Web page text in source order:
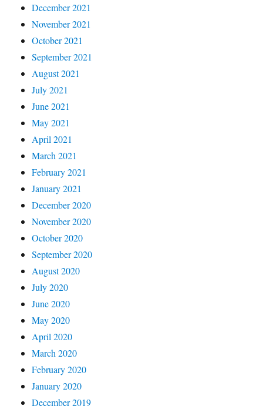
December 2021
November 2021
October 2021
September 2021
August 2021
July 2021
June 2021
May 2021
April 2021
March 2021
February 2021
January 2021
December 2020
November 2020
October 2020
September 2020
August 2020
July 2020
June 2020
May 2020
April 2020
March 2020
February 2020
January 2020
December 2019